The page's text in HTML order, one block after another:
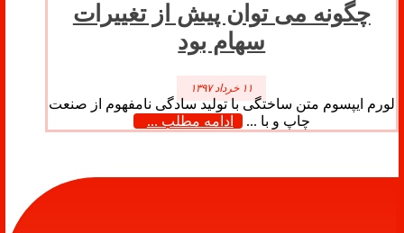
چگونه می توان پیش از تغییرات
سهام بود
۱۱ خرداد ۱۳۹۷
لورم ایپسوم متن ساختگی با تولید سادگی نامفهوم از صنعت
چاپ و با ...
ادامه مطلب ...